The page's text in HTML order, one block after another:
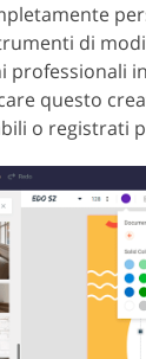
di
professionali
questo
o registrati